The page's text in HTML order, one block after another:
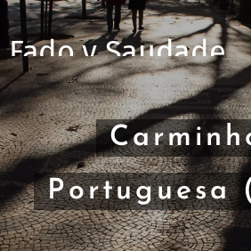
Fado y Saudade
Portuguesa